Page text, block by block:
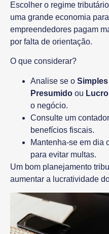
Escolher o regime tributário
uma grande economia
empreendedores pagam
por falta de orientação.
O que considerar?
Analise se o Simples
Presumido ou Lucro
o negócio.
Consulte um
benefícios fiscais.
Mantenha-se em dia
para evitar multas.
Um bom planejamento
aumentar a lucratividade